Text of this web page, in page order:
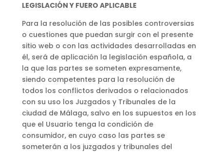
LEGISLACIÓN Y FUERO APLICABLE
Para la resolución de las posibles controversias
o cuestiones que puedan surgir con el presente
sitio web o con las actividades desarrolladas en
él, será de aplicación la legislación española, a
la que las partes se someten expresamente,
siendo competentes para la resolución de
todos los conflictos derivados o relacionados
con su uso los Juzgados y Tribunales de la
ciudad de Málaga, salvo en los supuestos en los
que el Usuario tenga la condición de
consumidor, en cuyo caso las partes se
someterán a los juzgados y tribunales del